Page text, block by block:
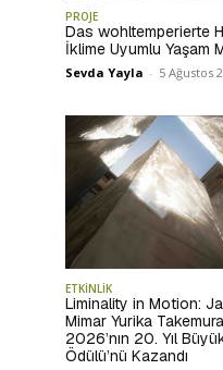
PROJE
Das wohltemperierte
İklime Uyumlu Yaşam
Sevda Yayla - 5 Ağustos
ETKİNLİK
Liminality in Motion:
Mimar Yurika
2026’nın 20. Yıl
Ödülü’nü Kazandı